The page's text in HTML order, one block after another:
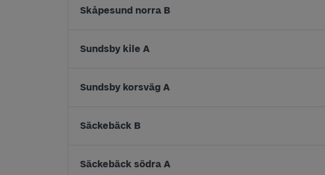
Skåpesund norra B
Sundsby kile A
Sundsby korsväg A
Säckebäck B
Säckebäck södra A